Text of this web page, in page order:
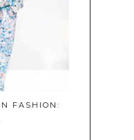
FASHION: